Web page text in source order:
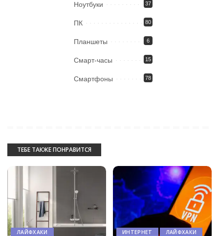
Ноутбуки 37
ПК 80
Планшеты 6
Смарт-часы 15
Смартфоны 78
ТЕБЕ ТАКЖЕ ПОНРАВИТСЯ
ЛАЙФХАКИ ИНТЕРНЕТ ЛАЙФХАКИ